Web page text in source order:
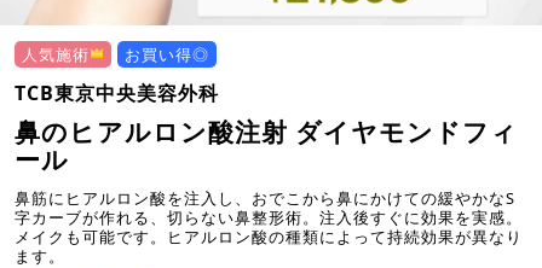
人気施術 お買い得◎
TCB東京中央美容外科
鼻のヒアルロン酸注射 ダイヤモンドフィ
ール
鼻筋にヒアルロン酸を注入し、おでこから鼻にかけての緩やかなS
字カーブが作れる、切らない鼻整形術。注入後すぐに効果を実感。
メイクも可能です。ヒアルロン酸の種類によって持続効果が異なり
ます。